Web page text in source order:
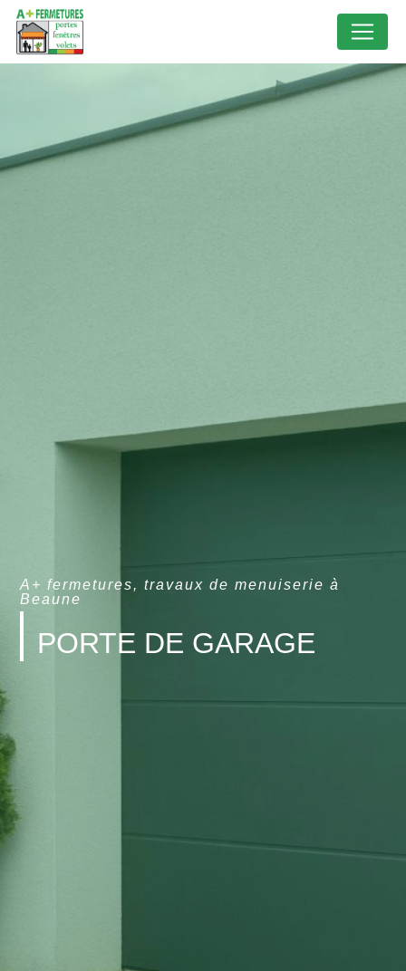
A+ fermetures, travaux de menuiserie à
Beaune
PORTE DE GARAGE
Panneau de gestion des cookies